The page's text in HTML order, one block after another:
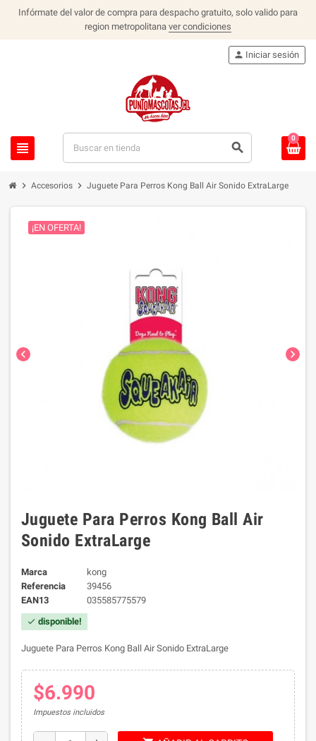
Infórmate del valor de compra para despacho gratuito, solo valido para
region metropolitana ver condiciones
view_headline search
person Iniciar sesión
0
chevron_right Accesorios chevron_right Juguete Para Perros Kong Ball Air Sonido ExtraLarge
chevron_left chevron_right
¡EN OFERTA!
Juguete Para Perros Kong Ball Air
Sonido ExtraLarge
Marca
kong
Referencia
39456
EAN13
035585775579
check disponible!
Juguete Para Perros Kong Ball Air Sonido ExtraLarge
$6.990
Impuestos incluidos